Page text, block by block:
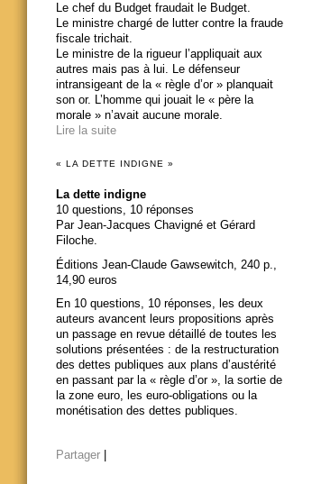
Le chef du Budget fraudait le Budget.
Le ministre chargé de lutter contre la fraude
fiscale trichait.
Le ministre de la rigueur l’appliquait aux
autres mais pas à lui. Le défenseur
intransigeant de la « règle d’or » planquait
son or. L’homme qui jouait le « père la
morale » n’avait aucune morale.
Lire la suite
« LA DETTE INDIGNE »
La dette indigne
10 questions, 10 réponses
Par Jean-Jacques Chavigné et Gérard
Filoche.
Éditions Jean-Claude Gawsewitch, 240 p.,
14,90 euros
En 10 questions, 10 réponses, les deux
auteurs avancent leurs propositions après
un passage en revue détaillé de toutes les
solutions présentées : de la restructuration
des dettes publiques aux plans d’austérité
en passant par la « règle d’or », la sortie de
la zone euro, les euro-obligations ou la
monétisation des dettes publiques.
Partager